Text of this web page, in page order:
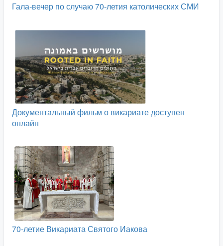
Гала-вечер по случаю 70-летия католических СМИ
Документальный фильм о викариате доступен
онлайн
70-летие Викариата Святого Иакова